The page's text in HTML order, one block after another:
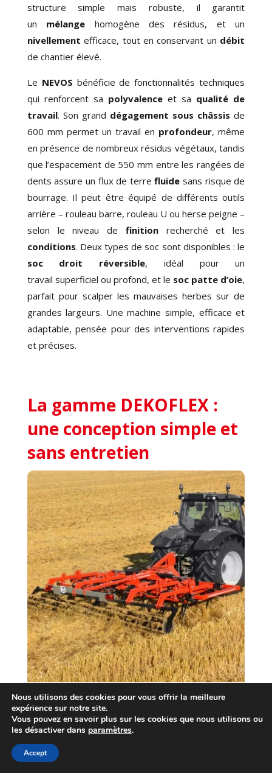
structure simple mais robuste, il garantit
un
mélange homogène des résidus, et
un
nivellement efficace, tout en conservant un débit
de chantier élevé.
Le NEVOS bénéficie de fonctionnalités techniques
qui renforcent sa polyvalenceet sa qualité de
travail. Son grand dégagement sous châssis de
600 mm permet un travail en profondeur, même
en présence de nombreux résidus végétaux, tandis
que l’espacement de 550 mm entre les rangées de
dents assure un flux de terrefluide sans risque de
bourrage. Il peut être équipé de différents outils
arrière – rouleau barre, rouleau U ou herse peigne –
selon le niveau de finitionrecherché et les
conditions. Deux types de soc sont disponibles : le
soc droit réversible, idéal pour un
travail superficiel ou profond, et le soc patte d’oie,
parfait pour scalper les mauvaises herbes sur de
grandes largeurs. Une machine simple, efficace et
adaptable, pensée pour des interventions rapides
et précises.
La gamme DEKOFLEX :
une conception simple et
sans entretien
LeDEKOFLEXest un
déchaumeur à dents léger
conçu pour offrirune solution économique
efficace aux agriculteurs à la recherche d’un outil
simple
Nous utilisons des cookies pour vous offrir la meilleure
expérience sur notre site.
Vous pouvez en savoir plus sur les cookies que nous utilisons ou
les désactiver dans paramètres.
Accept